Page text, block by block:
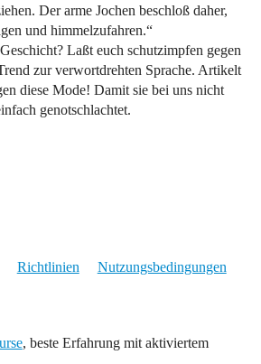
Der arme Jochen beschloß daher,
und himmelzufahren.“
Laßt euch schutzimpfen gegen
zur verwortdrehten Sprache. Artikelt
diese Mode! Damit sie bei uns nicht
genotschlachtet.
Richtlinien Nutzungsbedingungen
, beste Erfahrung mit aktiviertem